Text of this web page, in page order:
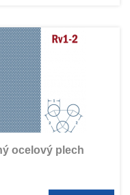
ocelový plech